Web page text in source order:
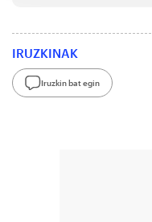
IRUZKINAK
Iruzkin bat egin